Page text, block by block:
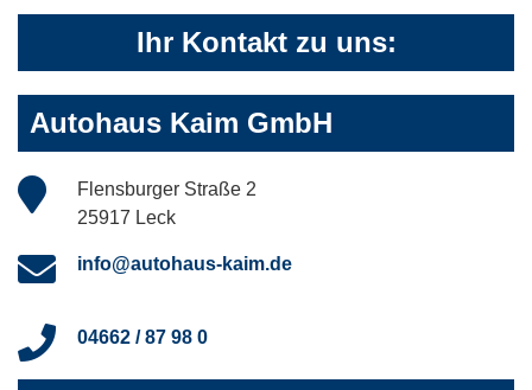
Ihr Kontakt zu uns:
Autohaus Kaim GmbH
Flensburger Straße 2
25917 Leck
info@autohaus-kaim.de
04662 / 87 98 0